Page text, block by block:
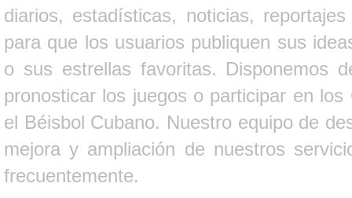
diarios, estadísticas, noticias,
para que los usuarios publiquen sus
o sus estrellas favoritas. Disponemos
pronosticar los juegos o participar en
el Béisbol Cubano. Nuestro equipo de
mejora y ampliación de nuestros
frecuentemente.